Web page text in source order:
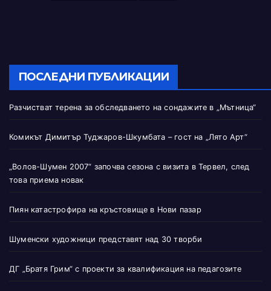
ПОСЛЕДНИ ПУБЛИКАЦИИ
Разчистват терена за обследването на сондажите в „Мътница“
Комикът Димитър Туджаров-Шкумбата – гост на „Лято Арт“
„Волов-Шумен 2007“ започва сезона с визита в Тервел, след
това приема новак
Пиян катастрофира на кръстовище в Нови пазар
Шуменски художници представят над 30 творби
ДГ „Братя Грим“ с проекти за квалификация на педагозите